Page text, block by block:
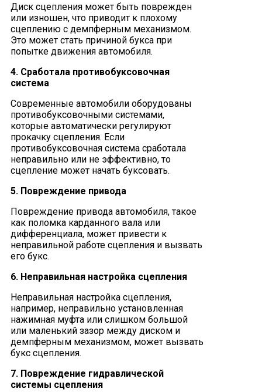
Диск сцепления может быть поврежден
или изношен, что приводит к плохому
сцеплению с демпферным механизмом.
Это может стать причиной букса при
попытке движения автомобиля.
4. Сработала противобуксовочная
система
Современные автомобили оборудованы
противобуксовочными системами,
которые автоматически регулируют
прокачку сцепления. Если
противобуксовочная система сработала
неправильно или не эффективно, то
сцепление может начать буксовать.
5. Повреждение привода
Повреждение привода автомобиля, такое
как поломка карданного вала или
дифференциала, может привести к
неправильной работе сцепления и вызвать
его букс.
6. Неправильная настройка сцепления
Неправильная настройка сцепления,
например, неправильно установленная
нажимная муфта или слишком большой
или маленький зазор между диском и
демпферным механизмом, может вызвать
букс сцепления.
7. Повреждение гидравлической
системы сцепления